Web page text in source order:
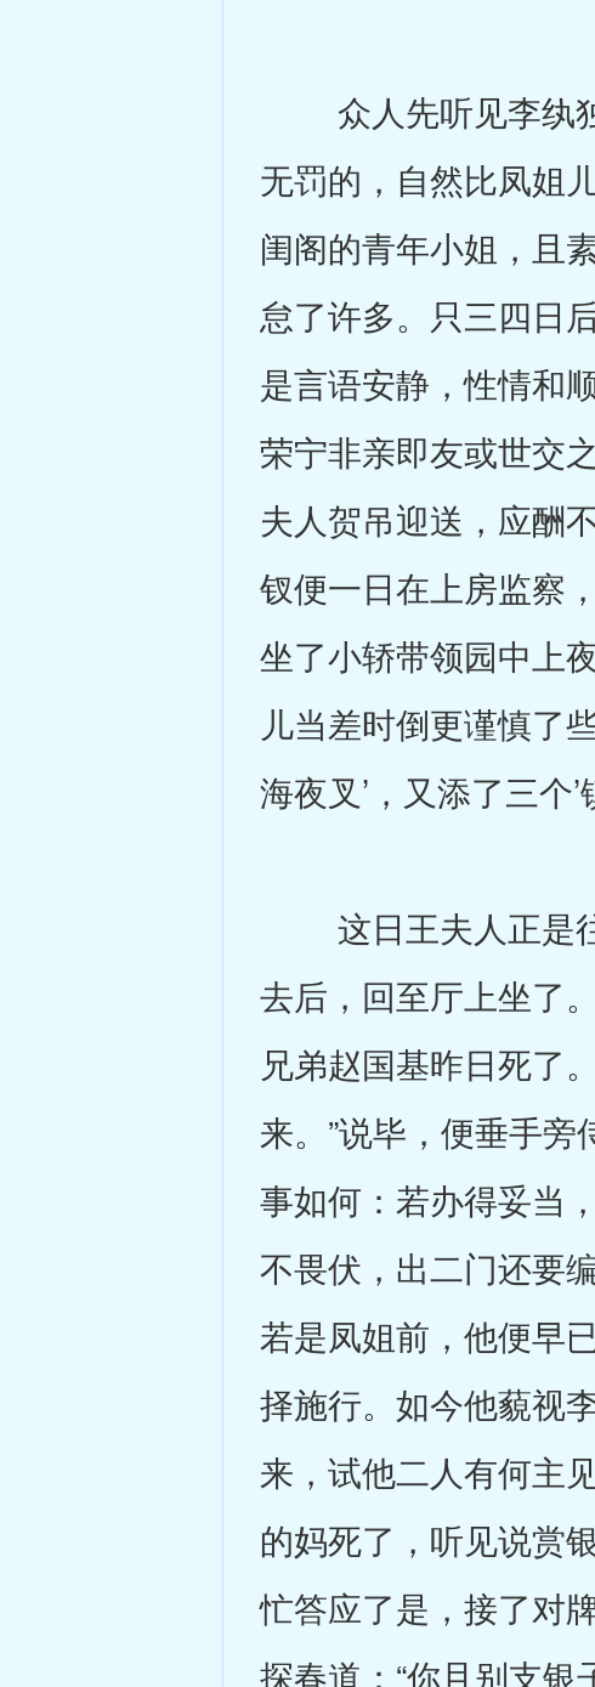
众人先听见李纨独
无罚的，自然比凤姐
闺阁的青年小姐，且
怠了许多。只三四日
是言语安静，性情和
荣宁非亲即友或世交
夫人贺吊迎送，应酬
钗便一日在上房监察
坐了小轿带领园中上
儿当差时倒更谨慎了
海夜叉’，又添了三个
这日王夫人正是往
去后，回至厅上坐了
兄弟赵国基昨日死了
来。”说毕，便垂手
事如何：若办得妥当
不畏伏，出二门还要
若是凤姐前，他便早
择施行。如今他藐视
来，试他二人有何主
的妈死了，听见说赏
忙答应了是，接了对
探春道：“你且别支银